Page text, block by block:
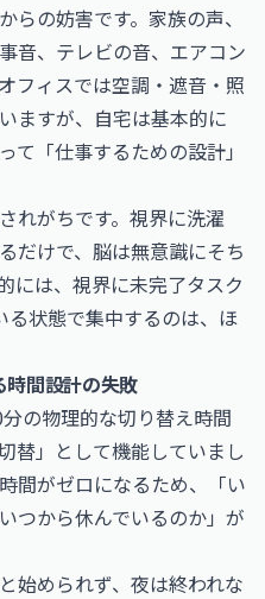
らの妨害です。家族の声、
音、テレビの音、エアコン
フィスでは空調・遮音・照
ますが、自宅は基本的に
て「仕事するための設計」
れがちです。視界に洗濯
だけで、脳は無意識にそち
には、視界に未完了タスク
る状態で集中するのは、ほ
時間設計の失敗
の物理的な切り替え時間
替」として機能していまし
間がゼロになるため、「い
つから休んでいるのか」が
始められず、夜は終われな